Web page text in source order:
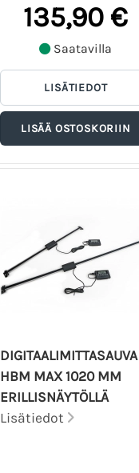
135,90 €
Saatavilla
DIGITAALIMITTASAUVA
HBM MAX 1020 MM
ERILLISNÄYTÖLLÄ
Lisätiedot